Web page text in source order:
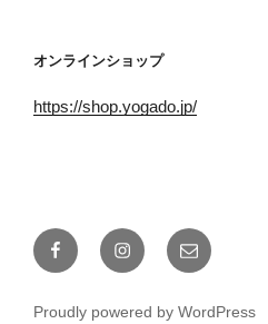
オンラインショップ
https://shop.yogado.jp/
FacebookInstagramメ
ー
Proudly powered by WordPress